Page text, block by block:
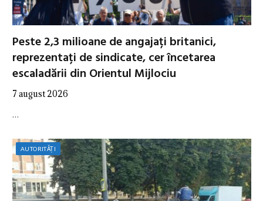
Peste 2,3 milioane de angajați britanici,
reprezentați de sindicate, cer încetarea
escaladării din Orientul Mijlociu
7 august 2026
…
AUTORITĂȚI